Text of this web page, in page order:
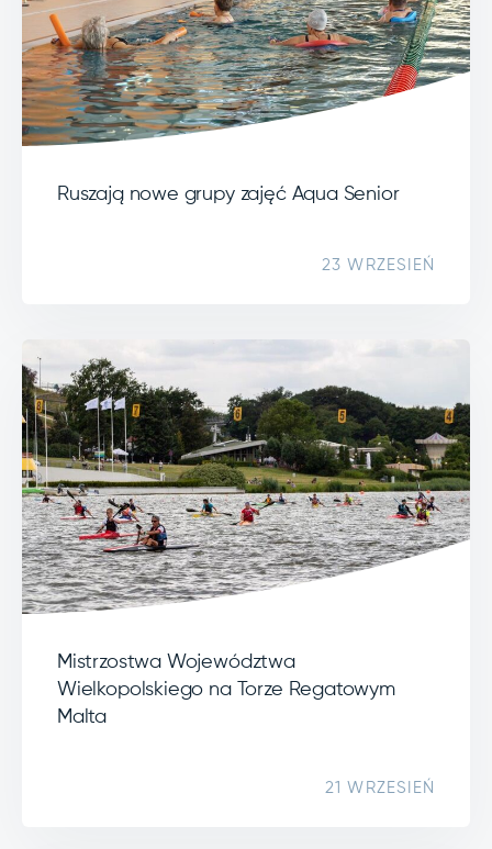
Ruszają nowe grupy zajęć Aqua Senior
23 WRZESIEŃ
Mistrzostwa Województwa
Wielkopolskiego na Torze Regatowym
Malta
21 WRZESIEŃ